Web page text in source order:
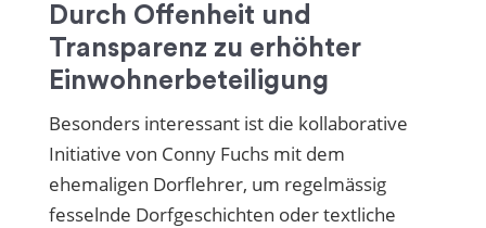
Durch Offenheit und
Transparenz zu erhöhter
Einwohnerbeteiligung
Besonders interessant ist die kollaborative
Initiative von Conny Fuchs mit dem
ehemaligen Dorflehrer, um regelmässig
fesselnde Dorfgeschichten oder textliche